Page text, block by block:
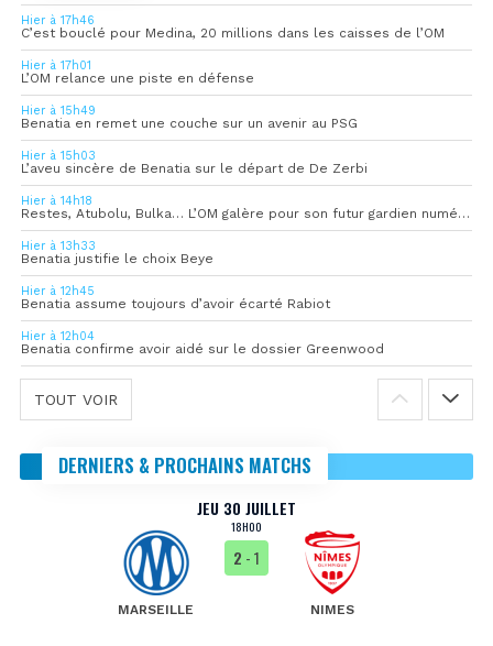
Hier à 17h46
C’est bouclé pour Medina, 20 millions dans les caisses de l’OM
Hier à 17h01
L’OM relance une piste en défense
Hier à 15h49
Benatia en remet une couche sur un avenir au PSG
Hier à 15h03
L’aveu sincère de Benatia sur le départ de De Zerbi
Hier à 14h18
Restes, Atubolu, Bulka… L’OM galère pour son futur gardien numéro 1
Hier à 13h33
Benatia justifie le choix Beye
Hier à 12h45
Benatia assume toujours d’avoir écarté Rabiot
Hier à 12h04
Benatia confirme avoir aidé sur le dossier Greenwood
TOUT VOIR
DERNIERS & PROCHAINS MATCHS
JEU 30 JUILLET
18H00
MARSEILLE
2 - 1
NIMES